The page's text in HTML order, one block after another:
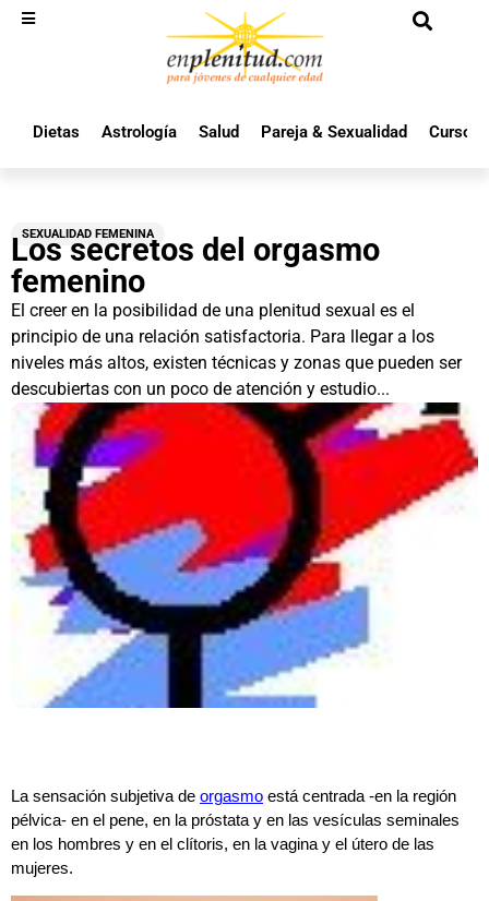
Dietas Astrología Salud Pareja & Sexualidad Cursos
SEXUALIDAD FEMENINA
Los secretos del orgasmo
femenino
El creer en la posibilidad de una plenitud sexual es el
principio de una relación satisfactoria. Para llegar a los
niveles más altos, existen técnicas y zonas que pueden ser
descubiertas con un poco de atención y estudio...
La sensación subjetiva de orgasmo está centrada -en la región
pélvica- en el pene, en la próstata y en las vesículas seminales
en los hombres y en el clítoris, en la vagina y el útero de las
mujeres.